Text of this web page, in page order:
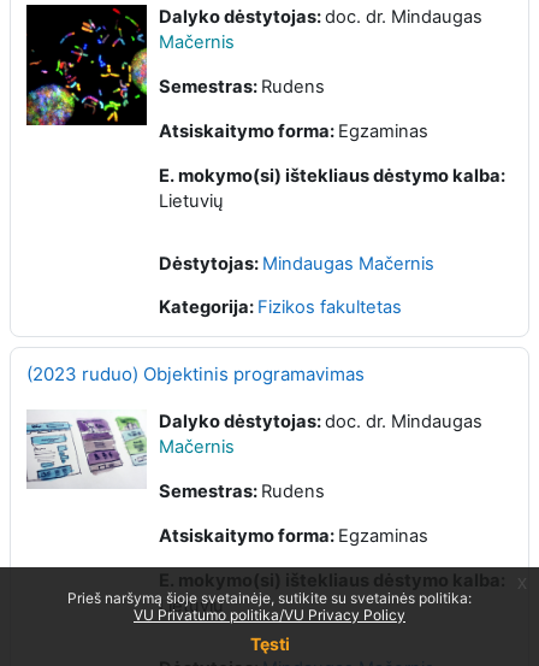
Dalyko dėstytojas:doc. dr. Mindaugas
Mačernis
Semestras: Rudens
Atsiskaitymo forma: Egzaminas
E. mokymo(si) ištekliaus dėstymo kalba:
Lietuvių
Dėstytojas: Mindaugas Mačernis
Kategorija: Fizikos fakultetas
(2023 ruduo) Objektinis programavimas
Dalyko dėstytojas:doc. dr. Mindaugas
Mačernis
Semestras: Rudens
Atsiskaitymo forma: Egzaminas
Lietuvių
Prieš naršymą šioje svetainėje, sutikite su svetainės politika:
VU Privatumo politika/VU Privacy Policy
Tęsti